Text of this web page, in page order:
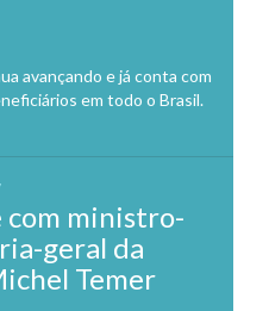
avançando e já conta com
em todo o Brasil.
com ministro-
geral da
Temer